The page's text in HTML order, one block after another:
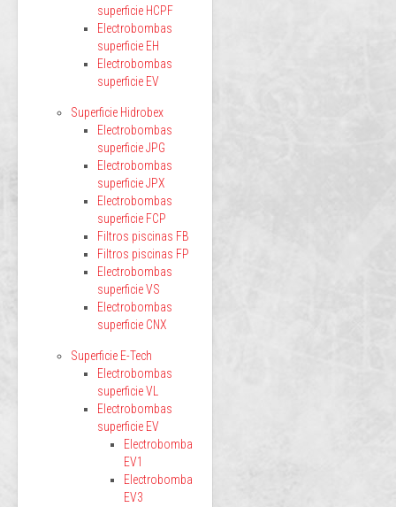
superficie HCPF
Electrobombas
superficie EH
Electrobombas
superficie EV
Superficie Hidrobex
Electrobombas
superficie JPG
Electrobombas
superficie JPX
Electrobombas
superficie FCP
Filtros piscinas FB
Filtros piscinas FP
Electrobombas
superficie VS
Electrobombas
superficie CNX
Superficie E-Tech
Electrobombas
superficie VL
Electrobombas
superficie EV
Electrobomba
EV1
Electrobomba
EV3